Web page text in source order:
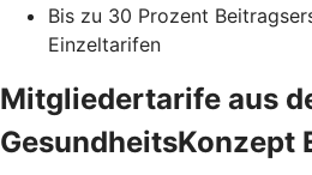
Bis zu 30 Prozent
Einzeltarifen
Mitgliedertarife aus
GesundheitsKonzept